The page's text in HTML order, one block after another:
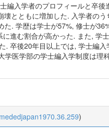
編入学者のプロフィールと卒
とともに増加した. 入学者の
. 学歴は学士が57%, 修士が
進む割合が高かった. また, 学
卒後20年目以上では, 学士編
医学部の学士編入学制度は理
)